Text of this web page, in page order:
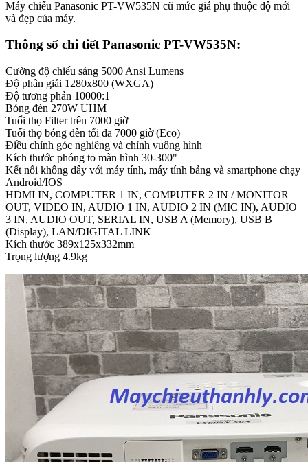
Máy chiếu Panasonic PT-VW535N cũ mức giá phụ thuộc độ mới
và đẹp của máy.
Thông số chi tiết Panasonic PT-VW535N:
Cường độ chiếu sáng 5000 Ansi Lumens
Độ phân giải 1280x800 (WXGA)
Độ tương phản 10000:1
Bóng đèn 270W UHM
Tuổi thọ Filter trên 7000 giờ
Tuổi thọ bóng đèn tối đa 7000 giờ (Eco)
Điều chỉnh góc nghiêng và chỉnh vuông hình
Kích thước phóng to màn hình 30-300"
Kết nối không dây với máy tính, máy tính bảng và smartphone chạy
Android/IOS
HDMI IN, COMPUTER 1 IN, COMPUTER 2 IN / MONITOR
OUT, VIDEO IN, AUDIO 1 IN, AUDIO 2 IN (MIC IN), AUDIO
3 IN, AUDIO OUT, SERIAL IN, USB A (Memory), USB B
(Display), LAN/DIGITAL LINK
Kích thước 389x125x332mm
Trọng lượng 4.9kg